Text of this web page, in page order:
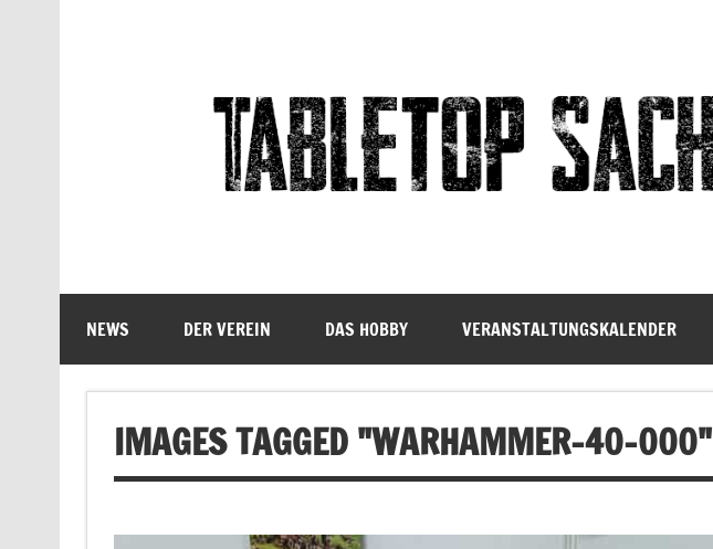
NEWS DER VEREIN DAS HOBBY VERANSTALTUNGSKALENDER
IMAGES TAGGED "WARHAMMER-40-000"